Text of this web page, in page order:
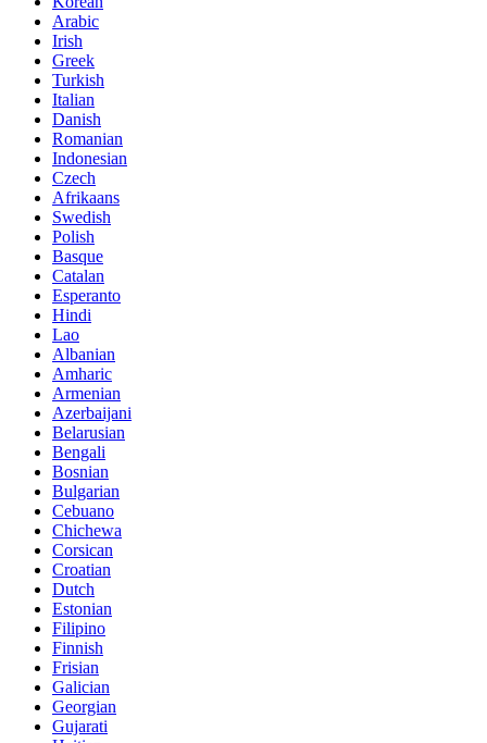
Arabic
Irish
Greek
Turkish
Italian
Danish
Romanian
Indonesian
Czech
Afrikaans
Swedish
Polish
Basque
Catalan
Esperanto
Hindi
Lao
Albanian
Amharic
Armenian
Azerbaijani
Belarusian
Bengali
Bosnian
Bulgarian
Cebuano
Chichewa
Corsican
Croatian
Dutch
Estonian
Filipino
Finnish
Frisian
Galician
Georgian
Gujarati